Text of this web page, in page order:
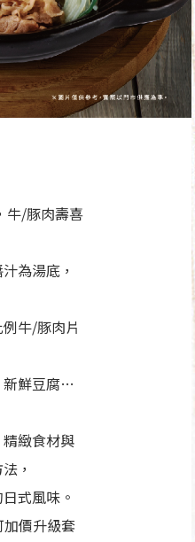
牛/豚肉壽喜
為湯底，
牛/豚肉片
新鮮豆腐…
緻食材與
，
式風味。
價升級套